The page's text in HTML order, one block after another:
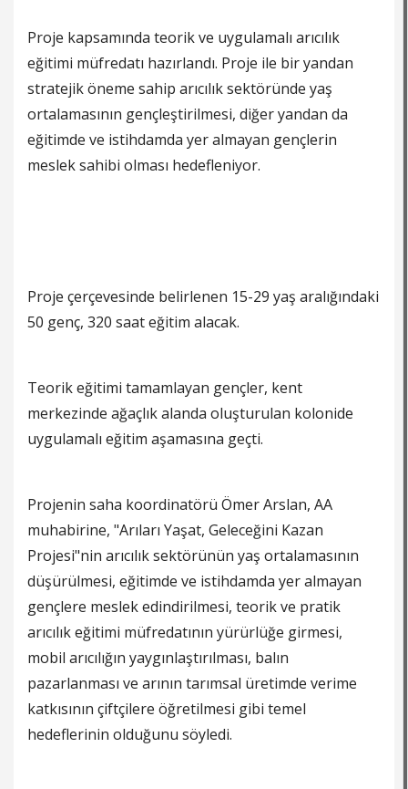
Proje kapsamında teorik ve uygulamalı arıcılık
eğitimi müfredatı hazırlandı. Proje ile bir yandan
stratejik öneme sahip arıcılık sektöründe yaş
ortalamasının gençleştirilmesi, diğer yandan da
eğitimde ve istihdamda yer almayan gençlerin
meslek sahibi olması hedefleniyor.
Proje çerçevesinde belirlenen 15-29 yaş aralığındaki
50 genç, 320 saat eğitim alacak.
Teorik eğitimi tamamlayan gençler, kent
merkezinde ağaçlık alanda oluşturulan kolonide
uygulamalı eğitim aşamasına geçti.
Projenin saha koordinatörü Ömer Arslan, AA
muhabirine, "Arıları Yaşat, Geleceğini Kazan
Projesi"nin arıcılık sektörünün yaş ortalamasının
düşürülmesi, eğitimde ve istihdamda yer almayan
gençlere meslek edindirilmesi, teorik ve pratik
arıcılık eğitimi müfredatının yürürlüğe girmesi,
mobil arıcılığın yaygınlaştırılması, balın
pazarlanması ve arının tarımsal üretimde verime
katkısının çiftçilere öğretilmesi gibi temel
hedeflerinin olduğunu söyledi.